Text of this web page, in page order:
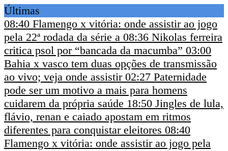
Últimas
08:40 Flamengo x vitória: onde assistir ao jogo
pela 22ª rodada da série a 08:36 Nikolas ferreira
critica psol por “bancada da macumba” 03:00
Bahia x vasco tem duas opções de transmissão
ao vivo; veja onde assistir 02:27 Paternidade
pode ser um motivo a mais para homens
cuidarem da própria saúde 18:50 Jingles de lula,
flávio, renan e caiado apostam em ritmos
diferentes para conquistar eleitores 08:40
Flamengo x vitória: onde assistir ao jogo pela